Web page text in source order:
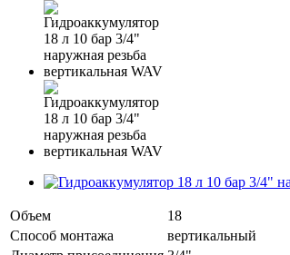
Объем
18
Способ монтажа
вертикальный